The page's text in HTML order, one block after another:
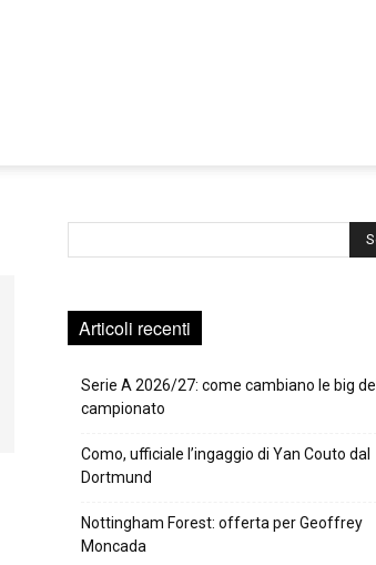
Articoli recenti
Serie A 2026/27: come cambiano le big del
campionato
Como, ufficiale l’ingaggio di Yan Couto dal
Dortmund
Nottingham Forest: offerta per Geoffrey
Moncada